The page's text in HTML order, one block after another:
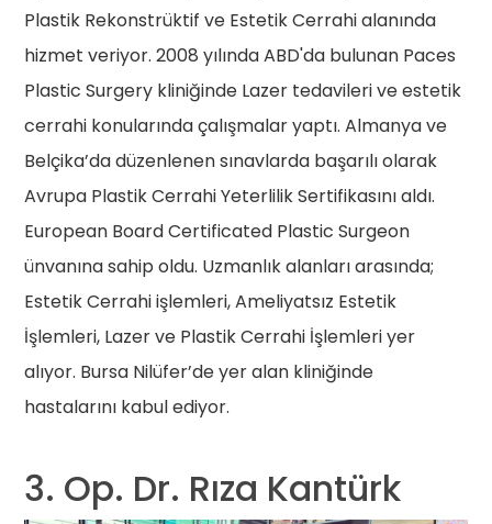
Plastik Rekonstrüktif ve Estetik Cerrahi alanında
hizmet veriyor. 2008 yılında ABD'da bulunan Paces
Plastic Surgery kliniğinde Lazer tedavileri ve estetik
cerrahi konularında çalışmalar yaptı. Almanya ve
Belçika’da düzenlenen sınavlarda başarılı olarak
Avrupa Plastik Cerrahi Yeterlilik Sertifikasını aldı.
European Board Certificated Plastic Surgeon
ünvanına sahip oldu. Uzmanlık alanları arasında;
Estetik Cerrahi işlemleri, Ameliyatsız Estetik
İşlemleri, Lazer ve Plastik Cerrahi İşlemleri yer
alıyor. Bursa Nilüfer’de yer alan kliniğinde
hastalarını kabul ediyor.
3. Op. Dr. Rıza Kantürk